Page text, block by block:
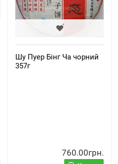
Шу Пуер Бінг Ча чорний
357г
760.00грн.